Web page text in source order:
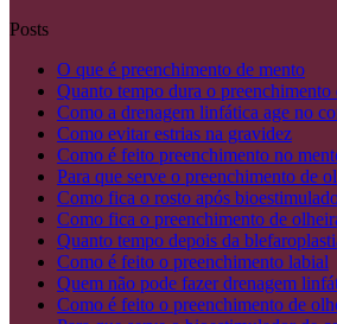
Posts
O que é preenchimento de mento
Quanto tempo dura o preenchimento
Como a drenagem linfática age no
Como evitar estrias na gravidez
Como é feito preenchimento no
Para que serve o preenchimento de
Como fica o rosto após
Como fica o preenchimento de
Quanto tempo depois da
Como é feito o preenchimento labial
Quem não pode fazer drenagem
Como é feito o preenchimento de